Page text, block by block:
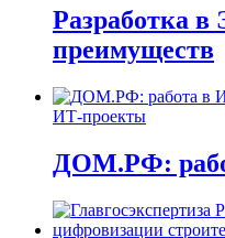
Разработка в
преимуществ
ИТ-проекты
ДОМ.РФ: